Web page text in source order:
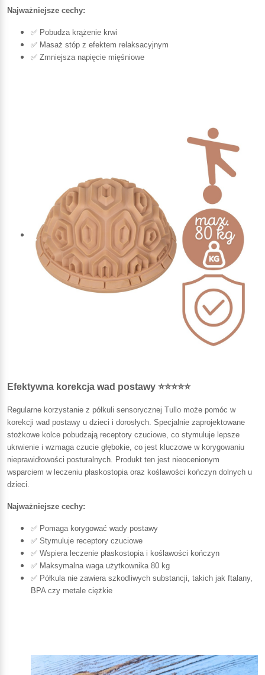
Najważniejsze cechy:
✅ Pobudza krążenie krwi
✅ Masaż stóp z efektem relaksacyjnym
✅ Zmniejsza napięcie mięśniowe
Efektywna korekcja wad postawy ⭐⭐⭐⭐⭐
Regularne korzystanie z półkuli sensorycznej Tullo może pomóc w
korekcji wad postawy u dzieci i dorosłych. Specjalnie zaprojektowane
stożkowe kolce pobudzają receptory czuciowe, co stymuluje lepsze
ukrwienie i wzmaga czucie głębokie, co jest kluczowe w korygowaniu
nieprawidłowości posturalnych. Produkt ten jest nieocenionym
wsparciem w leczeniu płaskostopia oraz koślawości kończyn dolnych u
dzieci.
Najważniejsze cechy:
✅ Pomaga korygować wady postawy
✅ Stymuluje receptory czuciowe
✅ Wspiera leczenie płaskostopia i koślawości kończyn
✅ Maksymalna waga użytkownika 80 kg
✅ Półkula nie zawiera szkodliwych substancji, takich jak ftalany,
BPA czy metale ciężkie